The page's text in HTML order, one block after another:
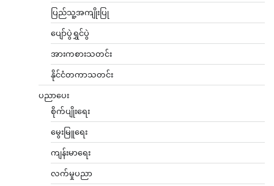
ပြည်သူ့အကျိုးပြု
ပျော်ပွဲရွှင်ပွဲ
အားကစားသတင်း
နိုင်ငံတကာသတင်း
ပညာပေး
စိုက်ပျိုးရေး
မွေးမြူရေး
ကျန်းမာရေး
လက်မှုပညာ